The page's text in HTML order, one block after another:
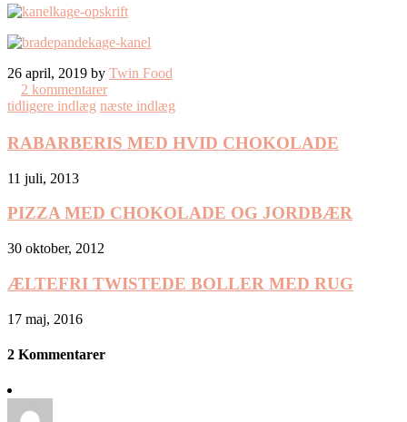
26 april, 2019 by Twin Food
2 kommentarer
tidligere indlæg næste indlæg
RABARBERIS MED HVID CHOKOLADE
11 juli, 2013
PIZZA MED CHOKOLADE OG JORDBÆR
30 oktober, 2012
ÆLTEFRI TWISTEDE BOLLER MED RUG
17 maj, 2016
2 Kommentarer